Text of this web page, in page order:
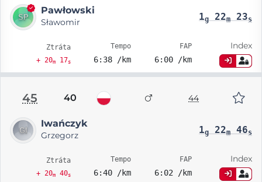
Pawłowski
Sławomir 1g22m23s
Ztráta
+ 20m17s
Tempo
6:38 /km
FAP
6:00 /km
Index
45 40 44
Iwańczyk
Grzegorz 1g22m46s
Ztráta
+ 20m40s
Tempo
6:40 /km
FAP
6:02 /km
Index